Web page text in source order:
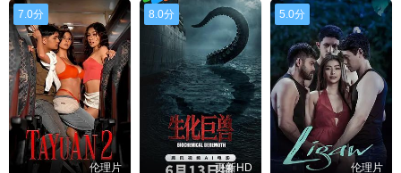
7.0分
伦理片
8.0分
更新HD
5.0分
伦理片